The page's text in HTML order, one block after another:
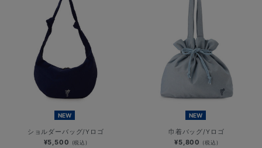
NEW
ショルダーバッグ/Yロゴ
¥5,500 (税込)
NEW
巾着バッグ/Yロゴ
¥5,800 (税込)